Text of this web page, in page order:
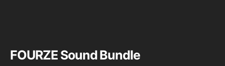
FOURZE Sound Bundle